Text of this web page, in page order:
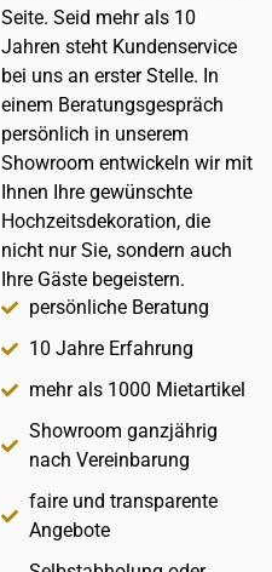
Seite. Seid mehr als 10
Jahren steht Kundenservice
bei uns an erster Stelle. In
einem Beratungsgespräch
persönlich in unserem
Showroom entwickeln wir mit
Ihnen Ihre gewünschte
Hochzeitsdekoration, die
nicht nur Sie, sondern auch
Ihre Gäste begeistern.
persönliche Beratung
10 Jahre Erfahrung
mehr als 1000 Mietartikel
Showroom ganzjährig
nach Vereinbarung
faire und transparente
Angebote